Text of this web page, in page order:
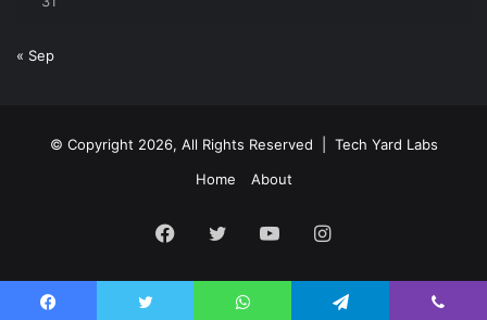
« Sep
© Copyright 2026, All Rights Reserved | Tech Yard Labs
Home
About
Facebook
Twitter YouTubeInstagram